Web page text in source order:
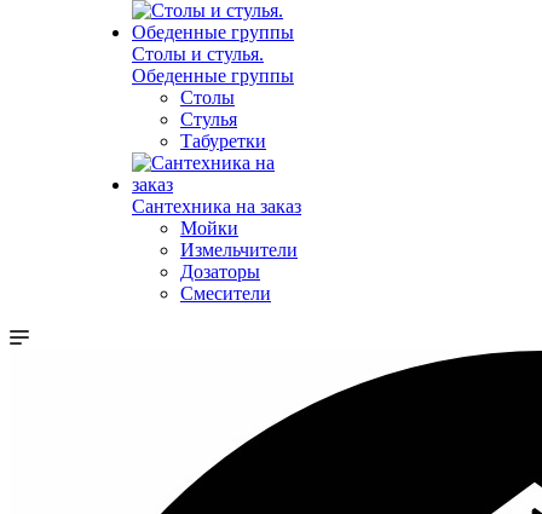
Столы и стулья.
Обеденные группы
Столы
Стулья
Табуретки
Сантехника на заказ
Мойки
Измельчители
Дозаторы
Смесители